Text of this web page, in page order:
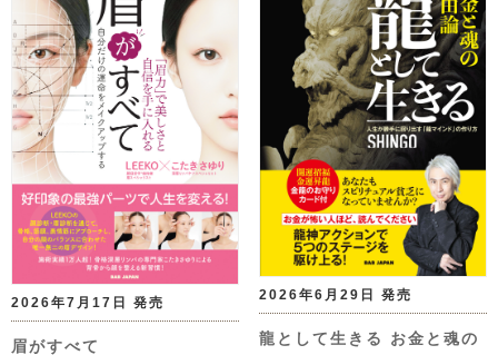
2026年7月17日 発売
眉がすべて
2026年6月29日 発売
龍として生きる お金と魂の